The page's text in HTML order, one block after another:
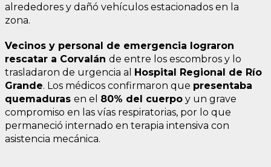
alrededores y dañó vehículos estacionados en la
zona.
Vecinos y personal de emergencia lograron
rescatar a Corvalán de entre los escombros y lo
trasladaron de urgencia al Hospital Regional de Río
Grande. Los médicos confirmaron que presentaba
quemaduras en el 80% del cuerpo y un grave
compromiso en las vías respiratorias, por lo que
permaneció internado en terapia intensiva con
asistencia mecánica.